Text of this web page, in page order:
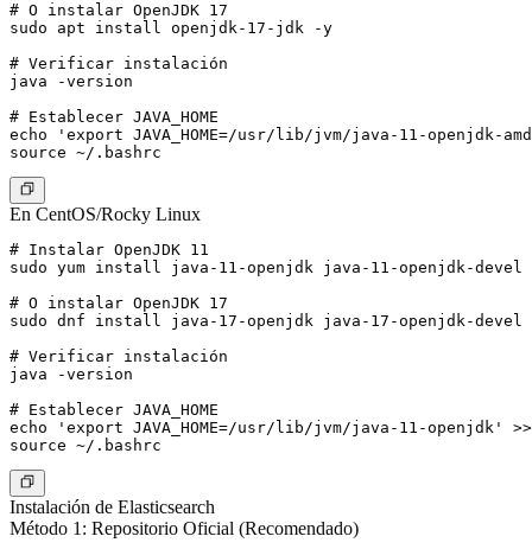
# O instalar OpenJDK 17
sudo apt install openjdk-17-jdk -y
# Verificar instalación
java -version
# Establecer JAVA_HOME
echo 'export JAVA_HOME=/usr/lib/jvm/java-11-openjdk-
En CentOS/Rocky Linux
# Instalar OpenJDK 11
sudo yum install java-11-openjdk java-11-openjdk-devel
# O instalar OpenJDK 17
sudo dnf install java-17-openjdk java-17-openjdk-devel
# Verificar instalación
java -version
# Establecer JAVA_HOME
echo 'export JAVA_HOME=/usr/lib/jvm/java-11-openjdk'
Instalación de Elasticsearch
Método 1: Repositorio Oficial (Recomendado)